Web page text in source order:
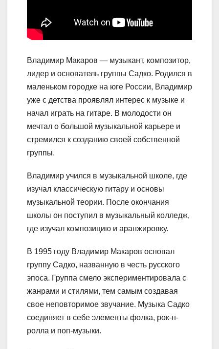
Владимир Макаров — музыкант, композитор,
лидер и основатель группы Садко. Родился в
маленьком городке на юге России, Владимир
уже с детства проявлял интерес к музыке и
начал играть на гитаре. В молодости он
мечтал о большой музыкальной карьере и
стремился к созданию своей собственной
группы.
Владимир учился в музыкальной школе, где
изучал классическую гитару и основы
музыкальной теории. После окончания
школы он поступил в музыкальный колледж,
где изучал композицию и аранжировку.
В 1995 году Владимир Макаров основал
группу Садко, названную в честь русского
эпоса. Группа смело экспериментировала с
жанрами и стилями, тем самым создавая
свое неповторимое звучание. Музыка Садко
соединяет в себе элементы фолка, рок-н-
ролла и поп-музыки.